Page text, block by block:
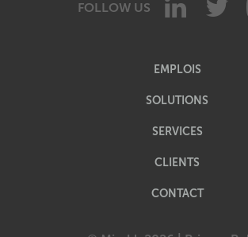
FOLLOW US
EMPLOIS
SOLUTIONS
SERVICES
CLIENTS
CONTACT